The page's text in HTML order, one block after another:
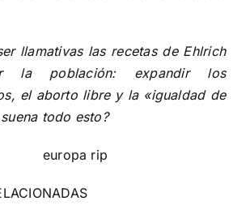
llamativas las recetas de Ehlrich
la población: expandir los
el aborto libre y la «igualdad de
todo esto?